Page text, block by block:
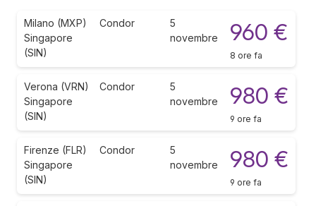
Milano (MXP)
Singapore
(SIN)
Condor
5
novembre
960 €
8 ore fa
Verona (VRN)
Singapore
(SIN)
Condor
5
novembre
980 €
9 ore fa
Firenze (FLR)
Singapore
(SIN)
Condor
5
novembre
980 €
9 ore fa